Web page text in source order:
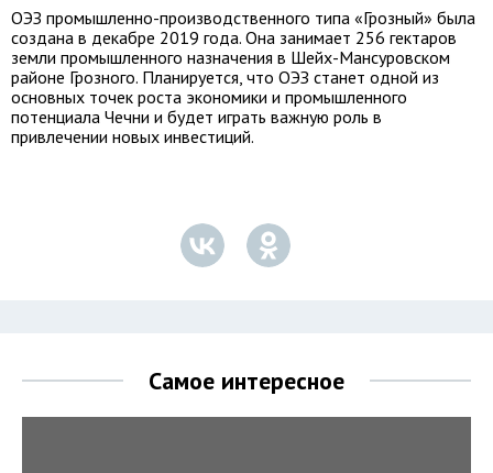
ОЭЗ промышленно-производственного типа «Грозный» была
создана в декабре 2019 года. Она занимает 256 гектаров
земли промышленного назначения в Шейх-Мансуровском
районе Грозного. Планируется, что ОЭЗ станет одной из
основных точек роста экономики и промышленного
потенциала Чечни и будет играть важную роль в
привлечении новых инвестиций.
Самое интересное